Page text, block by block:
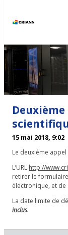
15 mai 2018, 9:02
Le deuxième
L’URL http://
retirer le
électronique, et
La date limite de
inclus.